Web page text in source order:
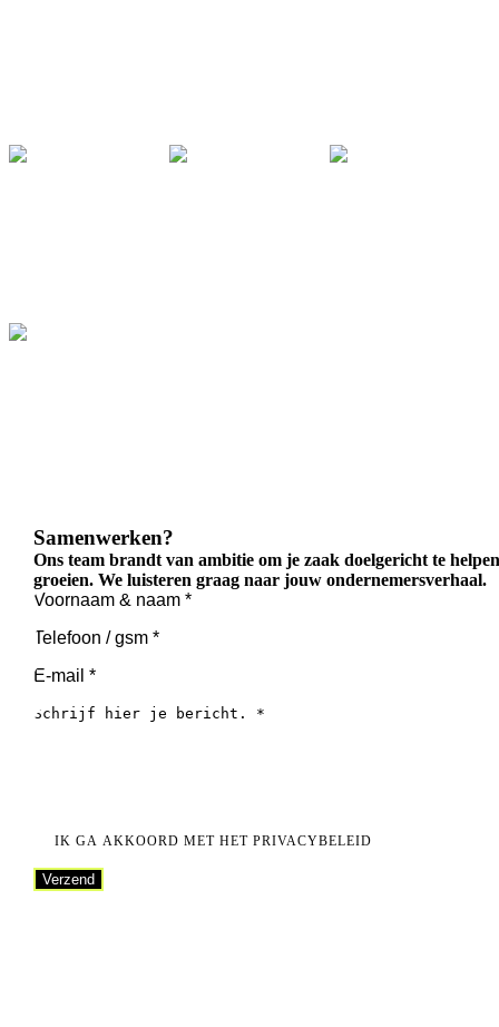
Samenwerken?
Ons team brandt van ambitie om je zaak doelgericht te
groeien. We luisteren graag naar jouw ondernemersverhaal.
IK GA AKKOORD MET HET PRIVACYBELEID
Verzend